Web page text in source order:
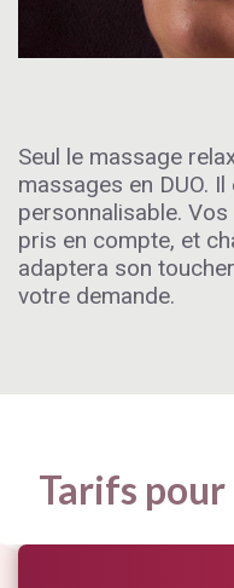
Seul le massage
massages en DUO.
personnalisable.
pris en compte, et
adaptera son
votre demande.
Tarifs pour